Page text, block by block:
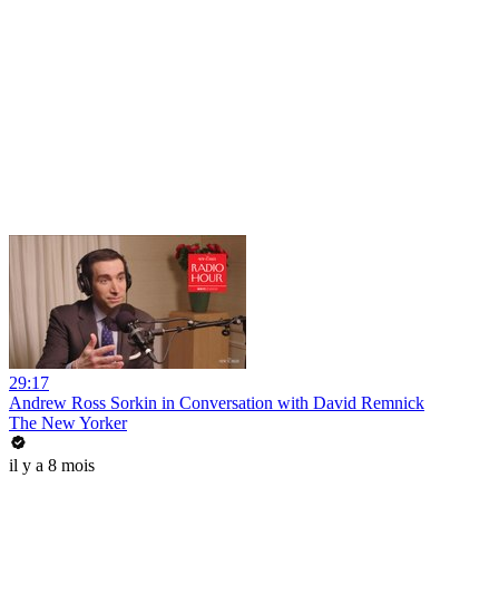
29:17
Andrew Ross Sorkin in Conversation with David Remnick
The New Yorker
il y a 8 mois